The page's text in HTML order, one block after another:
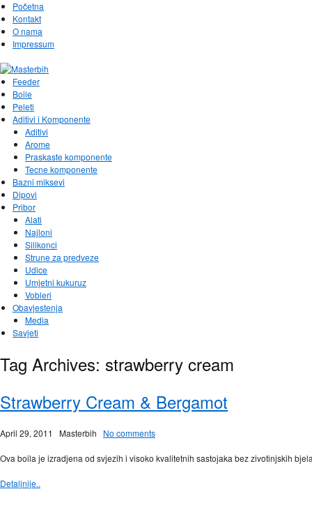
Početna
Kontakt
O nama
Impressum
Feeder
Boile
Peleti
Aditivi i Komponente
Aditivi
Arome
Praskaste komponente
Tecne komponente
Bazni miksevi
Dipovi
Pribor
Alati
Najloni
Silikonci
Strune za predveze
Udice
Umjetni kukuruz
Vobleri
Obavjestenja
Media
Savjeti
Tag Archives: strawberry cream
Strawberry Cream & Bergamot
April 29, 2011 Masterbih No comments
Ova boila je izradjena od svjezih i visoko kvalitetnih sastojaka bez zivotinjskih
Detaljnije..